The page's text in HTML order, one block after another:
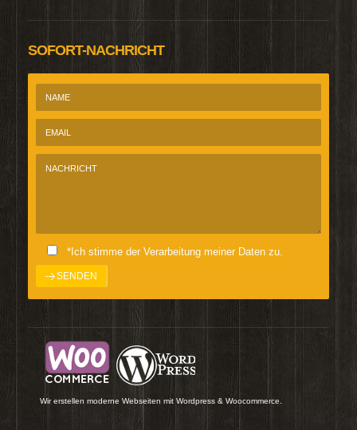
SOFORT-NACHRICHT
*Ich stimme der Verarbeitung meiner Daten zu.
Wir erstellen moderne Webseiten mit Wordpress & Woocommerce.